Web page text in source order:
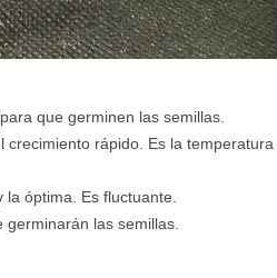
que germinen las semillas.
rápido. Es la temperatura
óptima. Es fluctuante.
las semillas.